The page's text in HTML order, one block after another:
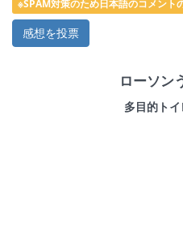
※SPAM対策のため日本語のコメント
ローソン
多目的ト